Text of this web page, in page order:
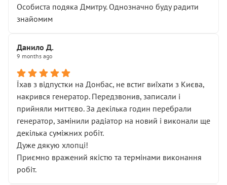
Особиста подяка Дмитру. Однозначно буду радити
знайомим
Данило Д.
9 months ago
Їхав з відпустки на Донбас, не встиг виїхати з Києва,
накрився генератор. Передзвонив, записали і
прийняли миттєво. За декілька годин перебрали
генератор, замінили радіатор на новий і виконали ще
декілька суміжних робіт.
Дуже дякую хлопці!
Приємно вражений якістю та термінами виконання
робіт.